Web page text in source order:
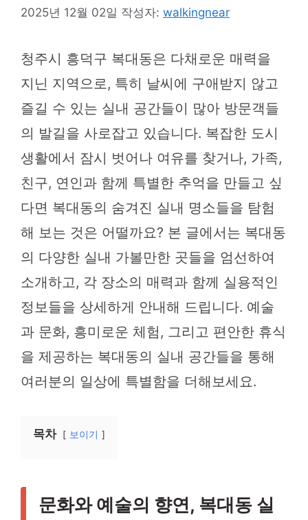
2025년 12월 02일 작성자: walkingnear
청주시 흥덕구 복대동은 다채로운 매력을
지닌 지역으로, 특히 날씨에 구애받지 않고
즐길 수 있는 실내 공간들이 많아 방문객들
의 발길을 사로잡고 있습니다. 복잡한 도시
생활에서 잠시 벗어나 여유를 찾거나, 가족,
친구, 연인과 함께 특별한 추억을 만들고 싶
다면 복대동의 숨겨진 실내 명소들을 탐험
해 보는 것은 어떨까요? 본 글에서는 복대동
의 다양한 실내 가볼만한 곳들을 엄선하여
소개하고, 각 장소의 매력과 함께 실용적인
정보들을 상세하게 안내해 드립니다. 예술
과 문화, 흥미로운 체험, 그리고 편안한 휴식
을 제공하는 복대동의 실내 공간들을 통해
여러분의 일상에 특별함을 더해보세요.
목차 보이기
문화와 예술의 향연, 복대동 실